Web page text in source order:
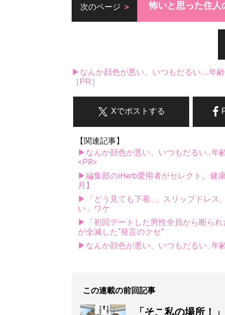
次のページ 怖いと思った住人
▶なんか顔色が悪い、いつもだるい…年齢
［PR］
Xでポストする
【関連記事】
▶なんか顔色が悪い、いつもだるい...年
<PR>
▶編集部のiHerb愛用者がセレクト。健
月】
▶「どう見ても下着...」スリップドレス
い」ワケ
▶「初回デートした男性全員から断ら
が全滅した“発言のクセ”
▶なんか顔色が悪い、いつもだるい...年
この連載の前回記事
「そこ私の場所！